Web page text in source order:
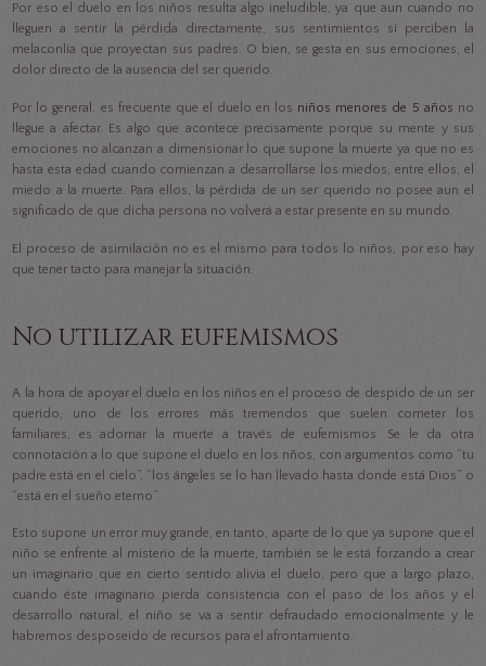
Por eso el duelo en los niños resulta algo ineludible, ya que aun cuando no
lleguen a sentir la pérdida directamente, sus sentimientos sí perciben la
melaconlía que proyectan sus padres. O bien, se gesta en sus emociones, el
dolor directo de la ausencia del ser querido.
Por lo general, es frecuente que el duelo en los niños menores de 5 años no
llegue a afectar. Es algo que acontece precisamente porque su mente y sus
emociones no alcanzan a dimensionar lo que supone la muerte ya que no es
hasta esta edad cuando comienzan a desarrollarse los miedos, entre ellos, el
miedo a la muerte. Para ellos, la pérdida de un ser querido no posee aun el
significado de que dicha persona no volverá a estar presente en su mundo.
El proceso de asimilación no es el mismo para todos lo niños, por eso hay
que tener tacto para manejar la situación.
No utilizar eufemismos
A la hora de apoyar el duelo en los niños en el proceso de despido de un ser
querido, uno de los errores más tremendos que suelen cometer los
familiares, es adornar la muerte a través de eufemismos. Se le da otra
connotación a lo que supone el duelo en los nños, con argumentos como “tu
padre está en el cielo”, “los ángeles se lo han llevado hasta donde está Dios” o
“está en el sueño eterno”.
Esto supone un error muy grande, en tanto, aparte de lo que ya supone que el
niño se enfrente al misterio de la muerte, también se le está forzando a crear
un imaginario que en cierto sentido alivia el duelo, pero que a largo plazo,
cuando éste imaginario pierda consistencia con el paso de los años y el
desarrollo natural, el niño se va a sentir defraudado emocionalmente y le
habremos desposeído de recursos para el afrontamiento.